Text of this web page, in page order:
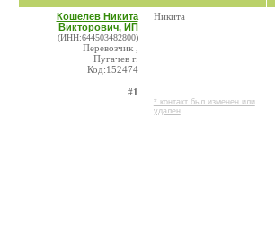
Кошелев Никита
Викторович, ИП
(ИНН:644503482800)
Перевозчик ,
Пугачев г.
Код:152474
#1
Никита
* контакт был изменен или
удален